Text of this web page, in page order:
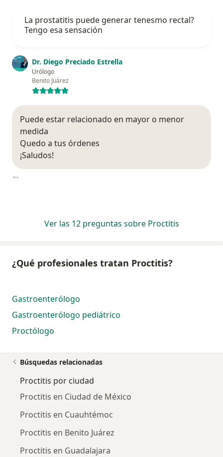
La prostatitis puede generar tenesmo rectal?
Tengo esa sensación
Dr. Diego Preciado Estrella
Urólogo
Benito Juárez
Puede estar relacionado en mayor o menor
medida
Quedo a tus órdenes
¡Saludos!
Ver las 12 preguntas sobre Proctitis
¿Qué profesionales tratan Proctitis?
Gastroenterólogo
Gastroenterólogo pediátrico
Proctólogo
Búsquedas relacionadas
Proctitis por ciudad
Proctitis en Ciudad de México
Proctitis en Cuauhtémoc
Proctitis en Benito Juárez
Proctitis en Guadalajara